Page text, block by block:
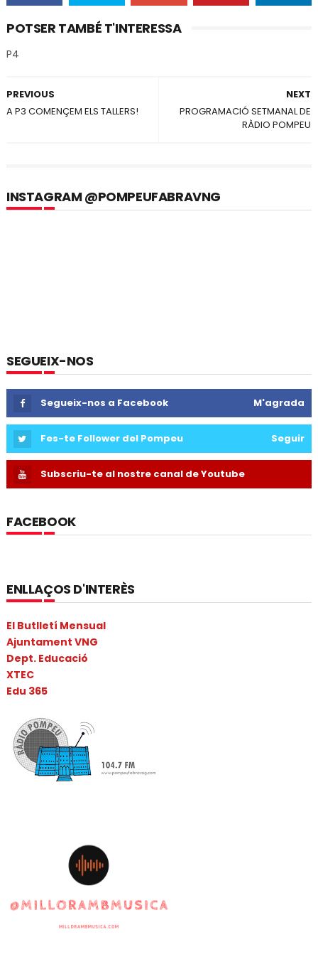
POTSER TAMBÉ T'INTERESSA
P4
NEXT
PROGRAMACIÓ SETMANAL DE
RÀDIO POMPEU
PREVIOUS
A P3 COMENÇEM ELS TALLERS!
INSTAGRAM @POMPEUFABRAVNG
SEGUEIX-NOS
Segueix-nos a Facebook M'agrada
Fes-te Follower del Pompeu Seguir
Subscriu-te al nostre canal de Youtube
FACEBOOK
ENLLAÇOS D'INTERÈS
El Butlletí Mensual
Ajuntament VNG
Dept. Educació
XTEC
Edu 365